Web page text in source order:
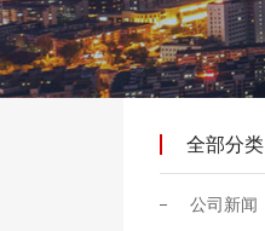
全部分类
公司新闻